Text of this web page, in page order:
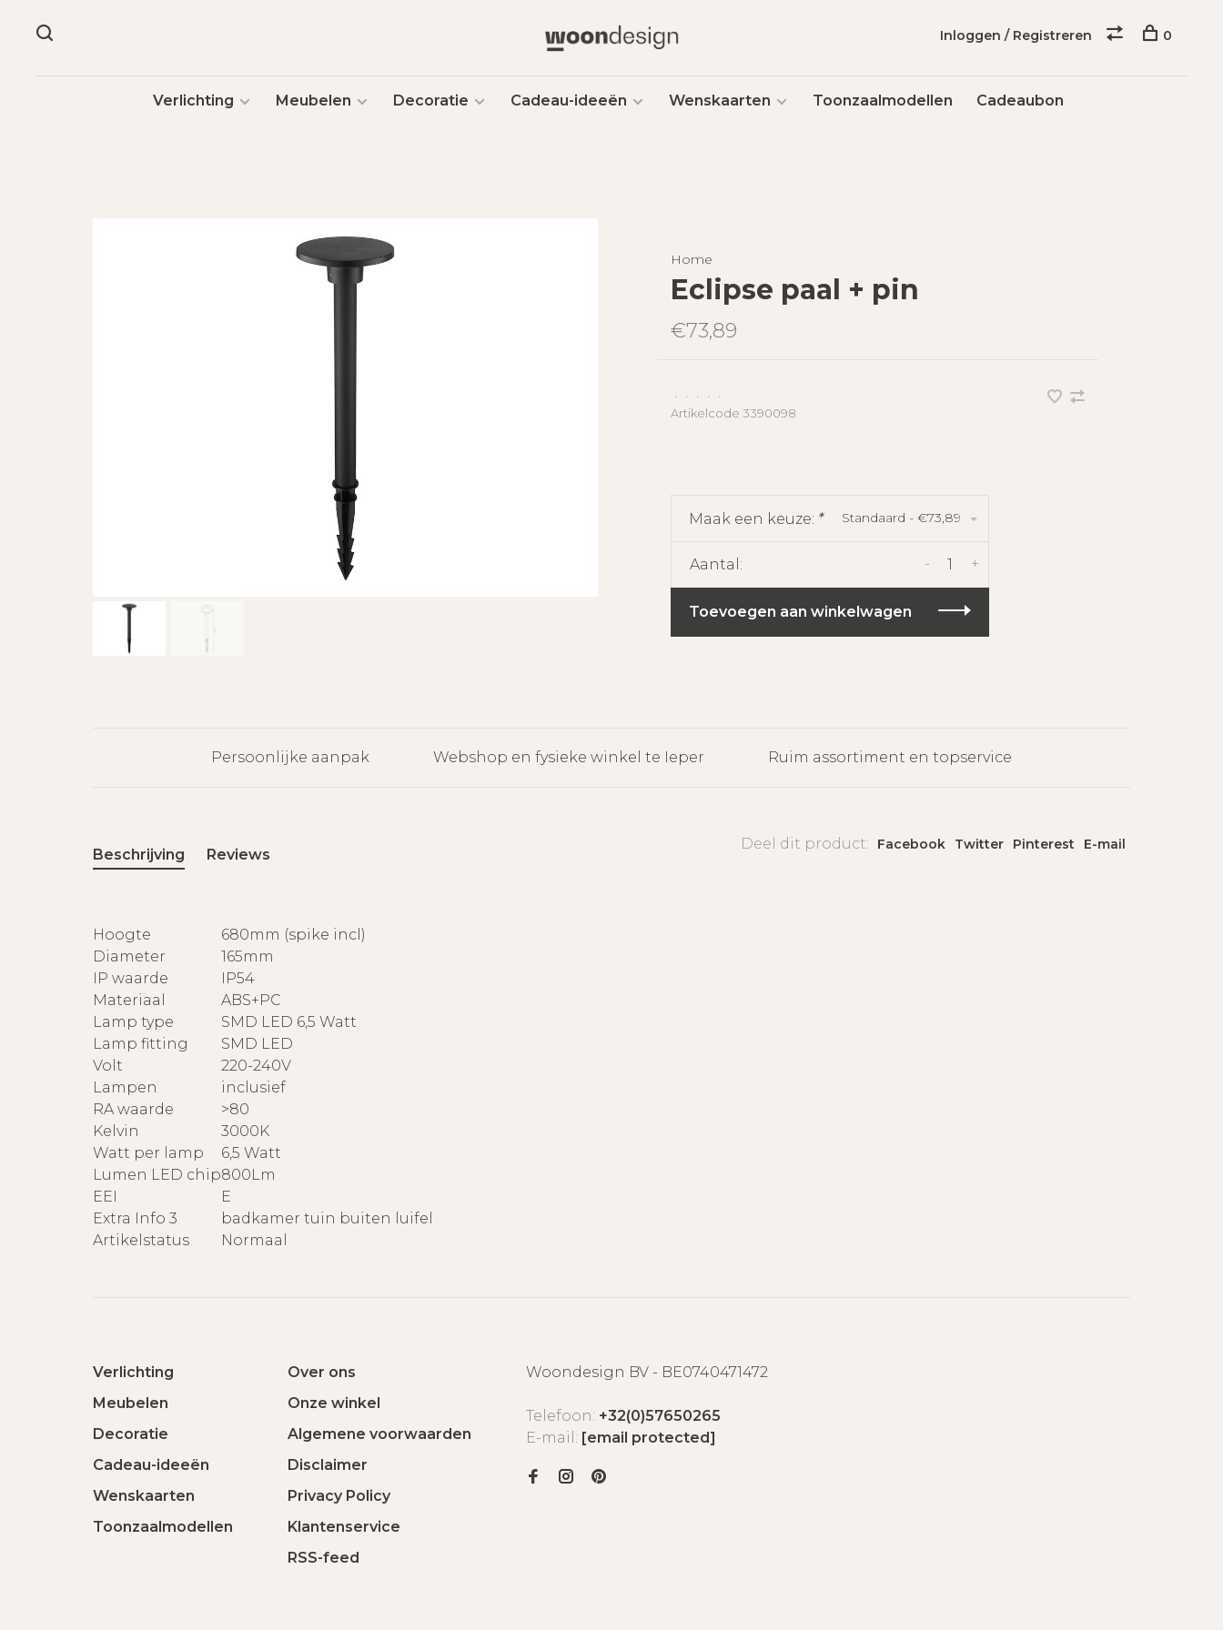
Verlichting Meubelen Decoratie Cadeau-ideeën Wenskaarten Toonzaalmodellen Cadeaubon
Inloggen / Registreren 0
Home
Eclipse paal + pin
€73,89
• • • •
•
Artikelcode 3390098
Maak een keuze: * Standaard - €73,89
Aantal: +
-
Toevoegen aan winkelwagen
Persoonlijke aanpak Webshop en fysieke winkel te Ieper Ruim assortiment en topservice
Deel dit product: Facebook Twitter Pinterest E-mail
Beschrijving Reviews
Hoogte
680mm (spike incl)
Diameter
165mm
IP waarde
IP54
Materiaal
ABS+PC
Lamp type
SMD LED 6,5 Watt
Lamp fitting
SMD LED
Volt
220-240V
Lampen
inclusief
RA waarde
>80
Kelvin
3000K
Watt per lamp
6,5 Watt
Lumen LED chip800Lm
EEI
E
Extra Info 3
badkamer tuin buiten luifel
Artikelstatus
Normaal
Verlichting
Meubelen
Decoratie
Cadeau-ideeën
Wenskaarten
Toonzaalmodellen
Over ons
Onze winkel
Algemene voorwaarden
Disclaimer
Privacy Policy
Klantenservice
RSS-feed
Woondesign BV - BE0740471472
Telefoon: +32(0)57650265
E-mail: [email protected]